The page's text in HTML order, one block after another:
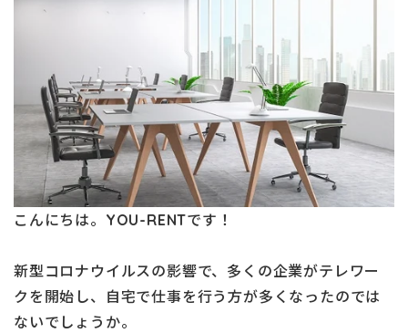
こんにちは。YOU-RENTです！
新型コロナウイルスの影響で、多くの企業がテレワー
クを開始し、自宅で仕事を行う方が多くなったのでは
ないでしょうか。